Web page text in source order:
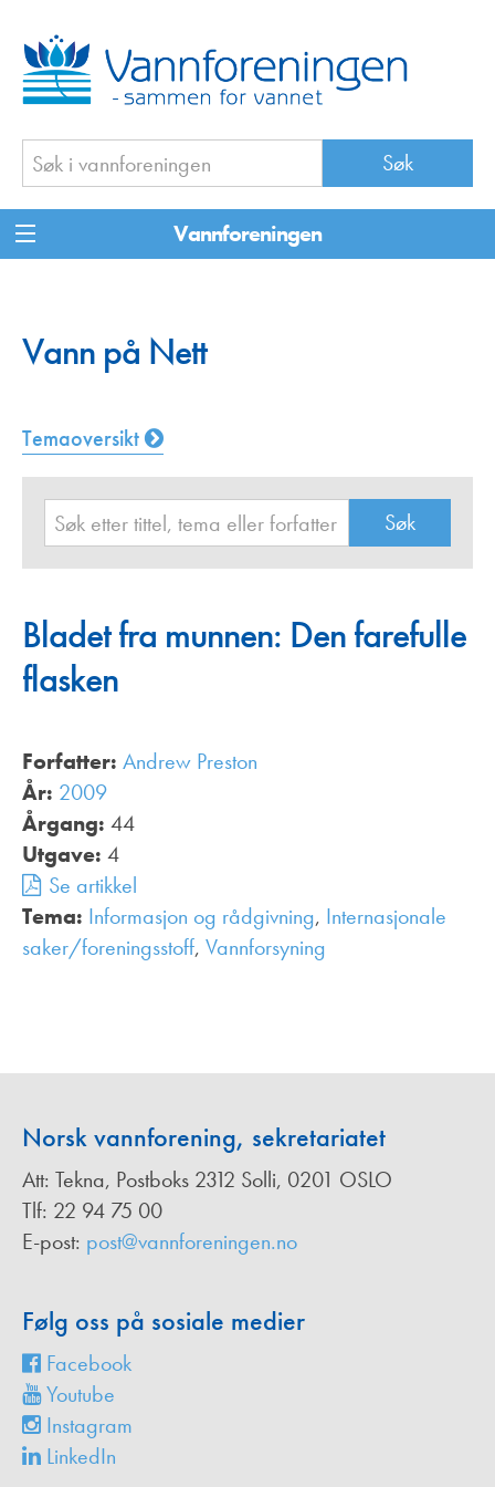
Vannforeningen
Vann på Nett
Temaoversikt
Bladet fra munnen: Den farefulle
flasken
Forfatter: Andrew Preston
År: 2009
Årgang: 44
Utgave: 4
Se artikkel
Tema: Informasjon og rådgivning, Internasjonale
saker/foreningsstoff, Vannforsyning
Norsk vannforening, sekretariatet
Att: Tekna, Postboks 2312 Solli, 0201 OSLO
Tlf: 22 94 75 00
E-post: post@vannforeningen.no
Følg oss på sosiale medier
Facebook
Youtube
Instagram
LinkedIn